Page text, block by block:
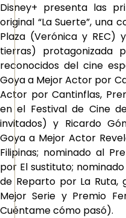
Disney+ presenta las
original “La Suerte”, una
Plaza (Verónica y REC)
tierras) protagonizada
reconocidos del cine
Goya a Mejor Actor por
Actor por Cantinflas,
en el Festival de Cine
invitados) y Ricardo
Goya a Mejor Actor
Filipinas; nominado al
por El sustituto;
de Reparto por La Ruta,
Mejor Serie y Premio
Cuéntame cómo pasó).